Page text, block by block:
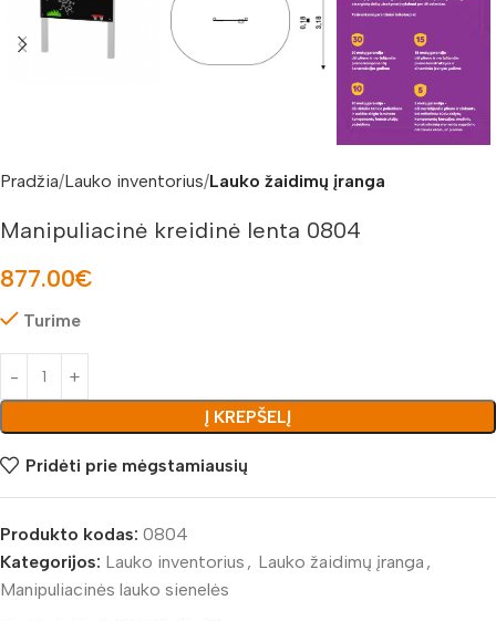
Pradžia Lauko inventorius Lauko žaidimų įranga
Manipuliacinė kreidinė lenta 0804
877.00€
Turime
Į KREPŠELĮ
Pridėti prie mėgstamiausių
Produkto kodas: 0804
Kategorijos: Lauko inventorius , Lauko žaidimų įranga ,
Manipuliacinės lauko sienelės